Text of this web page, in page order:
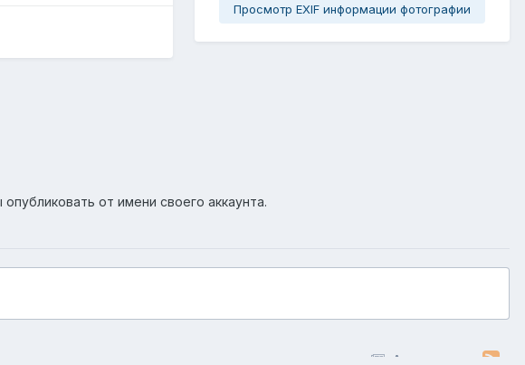
Просмотр EXIF информации фотографии
опубликовать от имени своего аккаунта.
Активность